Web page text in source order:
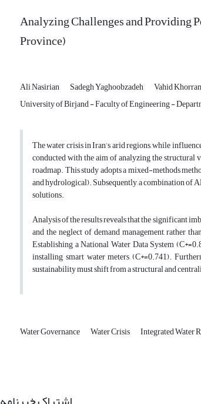
Analyzing Challenges and Providing
Province)
Ali Nasirian Sadegh Yaghoobzadeh
Vahid
University of Birjand - Faculty of Engineering -
The water crisis in Iran’s arid regions, while
conducted with the aim of analyzing the structural
roadmap. This study adopts a mixed-methods
and hydrological). Subsequently, a combination of
solutions.
Analysis of the results reveals that the significant
and the neglect of demand management, rather
Establishing a National Water Data System
installing smart water meters (C*=0.741).
sustainability must shift from a structural and
Water Governance Water Crisis Integrated Water